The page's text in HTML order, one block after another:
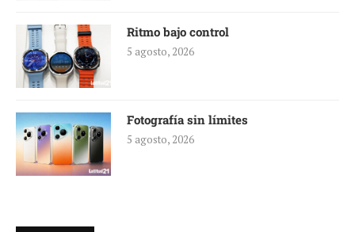
Ritmo bajo control
5 agosto, 2026
Fotografía sin límites
5 agosto, 2026